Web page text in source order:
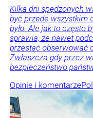
Kilka dni spędzonych
być przede wszystkim
było. Ale jak to często
sprawia, że nawet
przestać obserwować
Zwłaszcza gdy przez
bezpieczeństwo
Opinie i komentarze